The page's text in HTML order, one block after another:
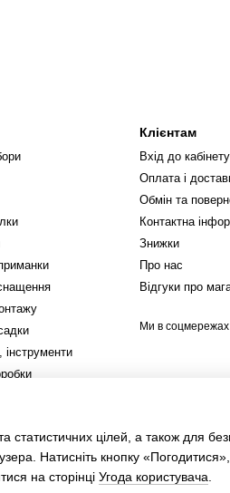
інструменти
Клієнтам
Вхід до кабінету
Оплата і
Обмін та
Контактна
Знижки
Про нас
Відгуки про
Ми в соцмережах
цілей, а також для
Натисніть кнопку
на сторінці Угода користувача